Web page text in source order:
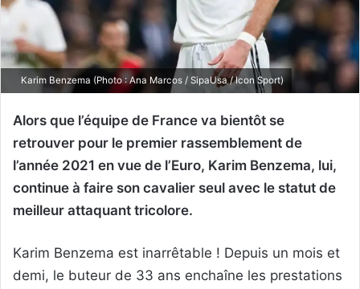
Karim Benzema (Photo : Ana Marcos / SipaUsa / Icon Sport)
Alors que l’équipe de France va bientôt se
retrouver pour le premier rassemblement de
l’année 2021 en vue de l’Euro, Karim Benzema, lui,
continue à faire son cavalier seul avec le statut de
meilleur attaquant tricolore.
Karim Benzema est inarrêtable ! Depuis un mois et
demi, le buteur de 33 ans enchaîne les prestations